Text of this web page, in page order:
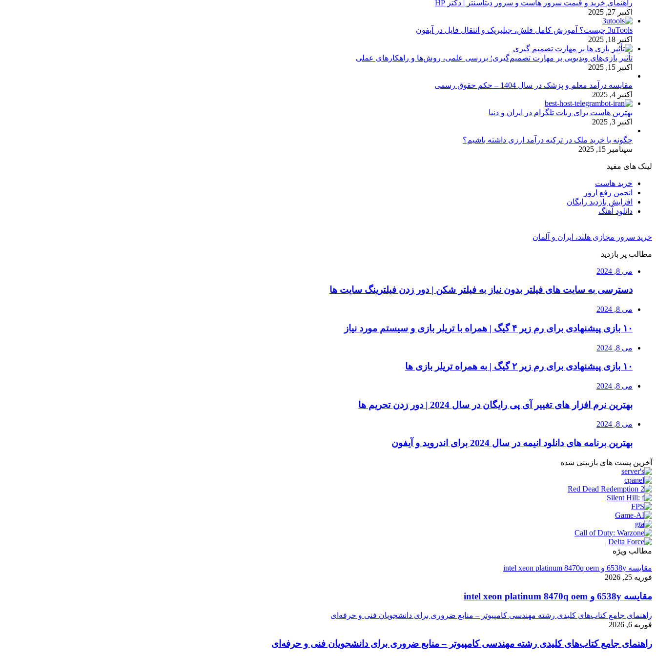
راهنمای خرید و قیمت سرور هاست و سرور دیتاسنتر | دکتر HP
اکتبر 27, 2025
3uTools چیست؟ آموزش کامل فلش، جیلبریک و انتقال فایل در آیفون
اکتبر 18, 2025
تأثیر بازی‌های ویدیویی بر مهارت تصمیم‌گیری؛ بررسی علمی، روش‌ها و راهکارهای عملی
اکتبر 15, 2025
مقایسه درآمد معلم و پزشک در سال 1404 – حکم حقوق رسمی
اکتبر 4, 2025
بهترین هاست برای ربات تلگرام در ایران و دنیا
اکتبر 3, 2025
چگونه با خرید ملک در ترکیه درآمد ارزی داشته باشیم؟
سپتامبر 15, 2025
لینک های مفید
خرید هاست
انجمن رفع ارور
افزایش بازدید رایگان
دانلود آهنگ
خرید سرور مجازی هلند، ایران و آلمان
مطالب پر بازدید
می 8, 2024
دسترسی به سایت های فیلتر بدون نیاز به فیلتر شکن | دور زدن فیلترینگ سایت ها
می 8, 2024
۱۰ بازی پیشنهادی برای رم زیر ۴ گیگ | همراه با تریلر بازی و سیستم مورد نیاز
می 8, 2024
۱۰ بازی پیشنهادی برای رم زیر ۲ گیگ | به همراه تریلر بازی ها
می 8, 2024
بهترین نرم افزار های تغییر آی پی رایگان در سال 2024 | دور زدن تحریم ها
می 8, 2024
بهترین برنامه های دانلود انیمه در سال 2024 برای اندروید و آیفون
آخرین پست های بازبینی شده
مطالب ویژه
مقایسه 6538y و intel xeon platinum 8470q oem
فوریه 25, 2026
مقایسه 6538y و intel xeon platinum 8470q oem
راهنمای جامع کتاب‌های کلیدی رشته مهندسی کامپیوتر – منابع ضروری برای دانشجویان فنی و حرفه‌ای
فوریه 6, 2026
راهنمای جامع کتاب‌های کلیدی رشته مهندسی کامپیوتر – منابع ضروری برای دانشجویان فنی و حرفه‌ای